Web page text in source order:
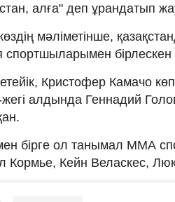
алға" деп ұрандатып
мәліметінше,
спортшыларымен
Кристофер Камачо
алдында Геннадий
бірге ол танымал ММА
Кормье, Кейн Веласкес,